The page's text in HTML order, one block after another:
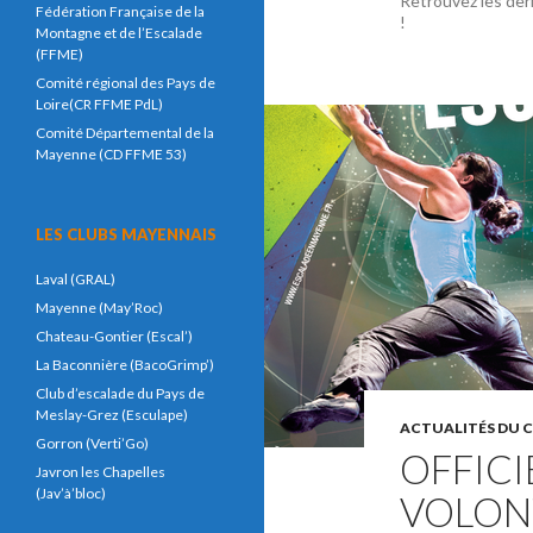
!
ACTUALITÉS DU
Fédération Française de la
Montagne et de l’Escalade
(FFME)
Comité régional des Pays de
Loire(CR FFME PdL)
Comité Départemental de la
Mayenne (CD FFME 53)
LES CLUBS MAYENNAIS
Laval (GRAL)
Mayenne (May’Roc)
Chateau-Gontier (Escal’)
La Baconnière (BacoGrimp’)
Club d’escalade du Pays de
Meslay-Grez (Esculape)
Gorron (Verti’Go)
Javron les Chapelles
(Jav’à’bloc)